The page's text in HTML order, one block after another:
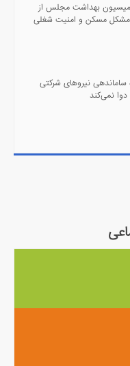
بهداشت مجلس از
مسکن و امنیت شغلی
ساماندهی نیرو‌های شرکتی
دوا نمی‌کند